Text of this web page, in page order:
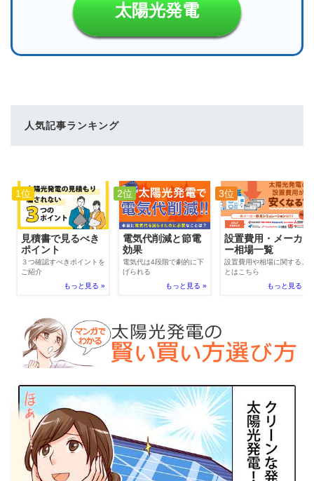
太陽光発電
人気記事ランキング
1位
見積書で見るべき
ポイント
３つ確認すべきポイントを
ご紹介
もっと見る »
2位
電気代削減と節電
効果
電気代は4段階で劇的に下
げられる
もっと見る »
3位
設置費用・メーカ
ー相場一覧
設置費用や相場に関するこ
とはこちら
もっと見る »